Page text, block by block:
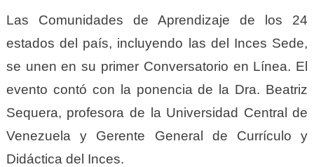
Las Comunidades de Aprendizaje de los 24
estados del país, incluyendo las del Inces Sede,
se unen en su primer Conversatorio en Línea. El
evento contó con la ponencia de la Dra. Beatriz
Sequera, profesora de la Universidad Central de
Venezuela y Gerente General de Currículo y
Didáctica del Inces.